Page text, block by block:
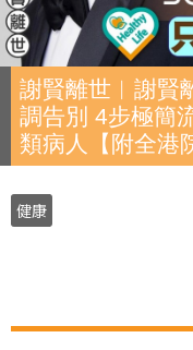
謝賢離世︱謝賢
調告別 4步極簡
類病人【附全港
健康